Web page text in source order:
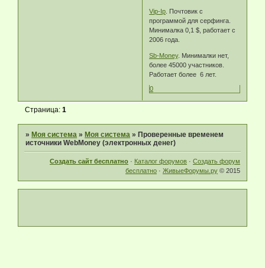
Vip-Ip . Почтовик с
программой для серфинга.
Минималка 0,1 $, работает с
2006 года.
Sb-Money. Минималки нет,
более 45000 участников.
Работает более 6 лет.
0
Страница:1
»Моя система »Моя система »Проверенные временем
источники WebMoney (электронных денег)
Создать сайт бесплатно · Каталог форумов · Создать форум
бесплатно · ЖивыеФорумы.ру © 2015